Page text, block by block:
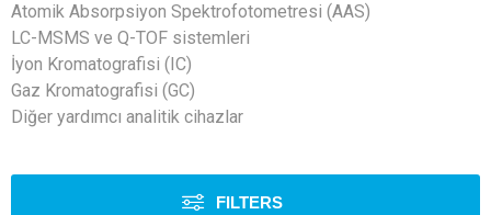
Atomik Absorpsiyon Spektrofotometresi (AAS)
LC-MSMS ve Q-TOF sistemleri
İyon Kromatografisi (IC)
Gaz Kromatografisi (GC)
Diğer yardımcı analitik cihazlar
FILTERS